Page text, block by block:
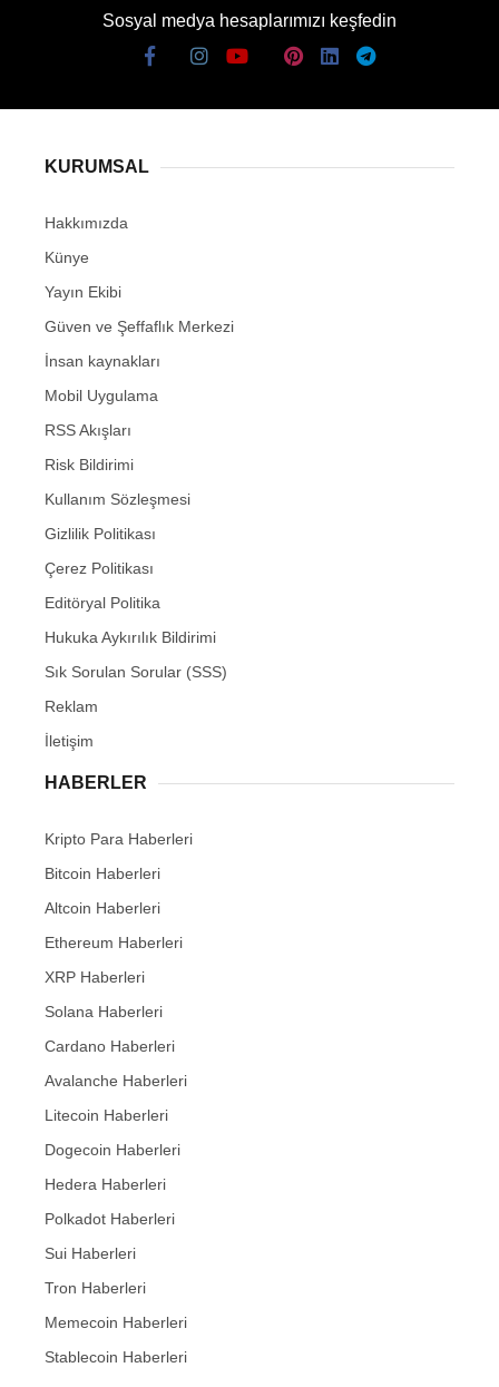
Sosyal medya hesaplarımızı keşfedin
KURUMSAL
Hakkımızda
Künye
Yayın Ekibi
Güven ve Şeffaflık Merkezi
İnsan kaynakları
Mobil Uygulama
RSS Akışları
Risk Bildirimi
Kullanım Sözleşmesi
Gizlilik Politikası
Çerez Politikası
Editöryal Politika
Hukuka Aykırılık Bildirimi
Sık Sorulan Sorular (SSS)
Reklam
İletişim
HABERLER
Kripto Para Haberleri
Bitcoin Haberleri
Altcoin Haberleri
Ethereum Haberleri
XRP Haberleri
Solana Haberleri
Cardano Haberleri
Avalanche Haberleri
Litecoin Haberleri
Dogecoin Haberleri
Hedera Haberleri
Polkadot Haberleri
Sui Haberleri
Tron Haberleri
Memecoin Haberleri
Stablecoin Haberleri